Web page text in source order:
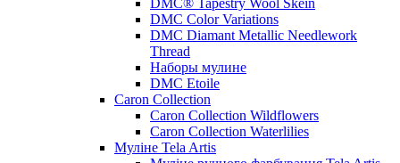
DMC Color Variations
DMC Diamant Metallic Needlework
Thread
Наборы мулине
DMC Etoile
Caron Collection
Caron Collection Wildflowers
Caron Collection Waterlilies
Муліне Tela Artis